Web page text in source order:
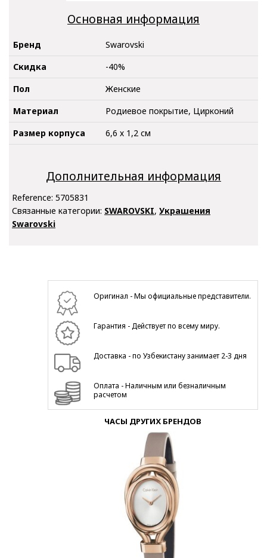
Основная информация
Бренд
Swarovski
Скидка
-40%
Пол
Женские
Материал
Родиевое покрытие, Цирконий
Размер корпуса
6,6 х 1,2 см
Дополнительная информация
Reference: 5705831
Связанные категории: SWAROVSKI, Украшения
Swarovski
Оригинал - Мы официальные представители.
Гарантия - Действует по всему миру.
Доставка - по Узбекистану занимает 2-3 дня
Оплата - Наличным или безналичным
расчетом
ЧАСЫ ДРУГИХ БРЕНДОВ